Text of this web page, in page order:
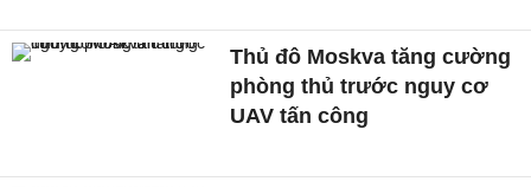
Thủ đô Moskva tăng cường
phòng thủ trước nguy cơ
UAV tấn công